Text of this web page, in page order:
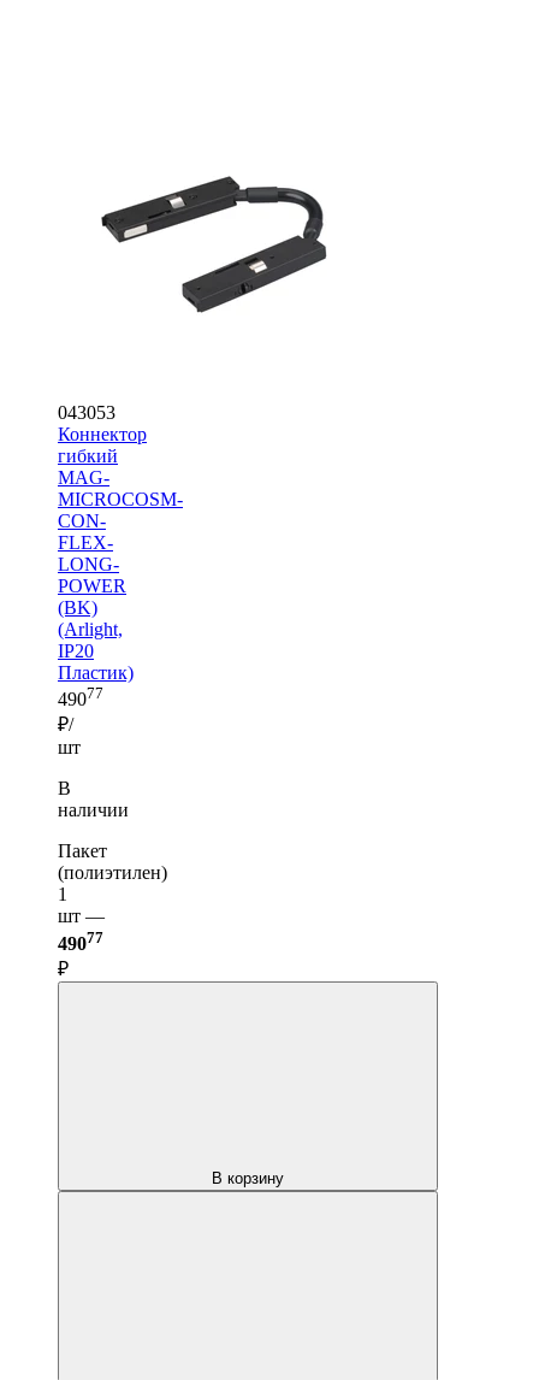
043053
Коннектор
гибкий
MAG-
MICROCOSM-
CON-
FLEX-
LONG-
POWER
(BK)
(Arlight,
IP20
Пластик)
49077
₽/
шт
В
наличии
Пакет
(полиэтилен)
1
шт —
49077
₽
В корзину